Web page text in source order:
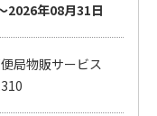
2026年08月31日
局物販サービス